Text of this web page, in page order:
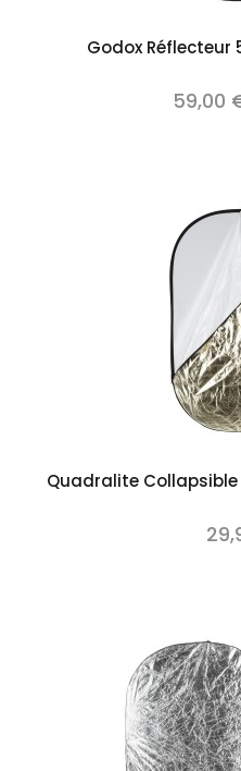
Godox Réflecteur
59,00
Quadralite Collapsible